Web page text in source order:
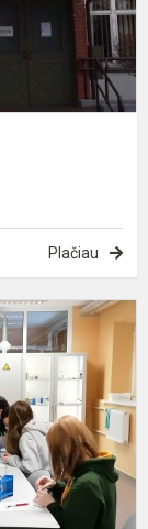
Plačiau